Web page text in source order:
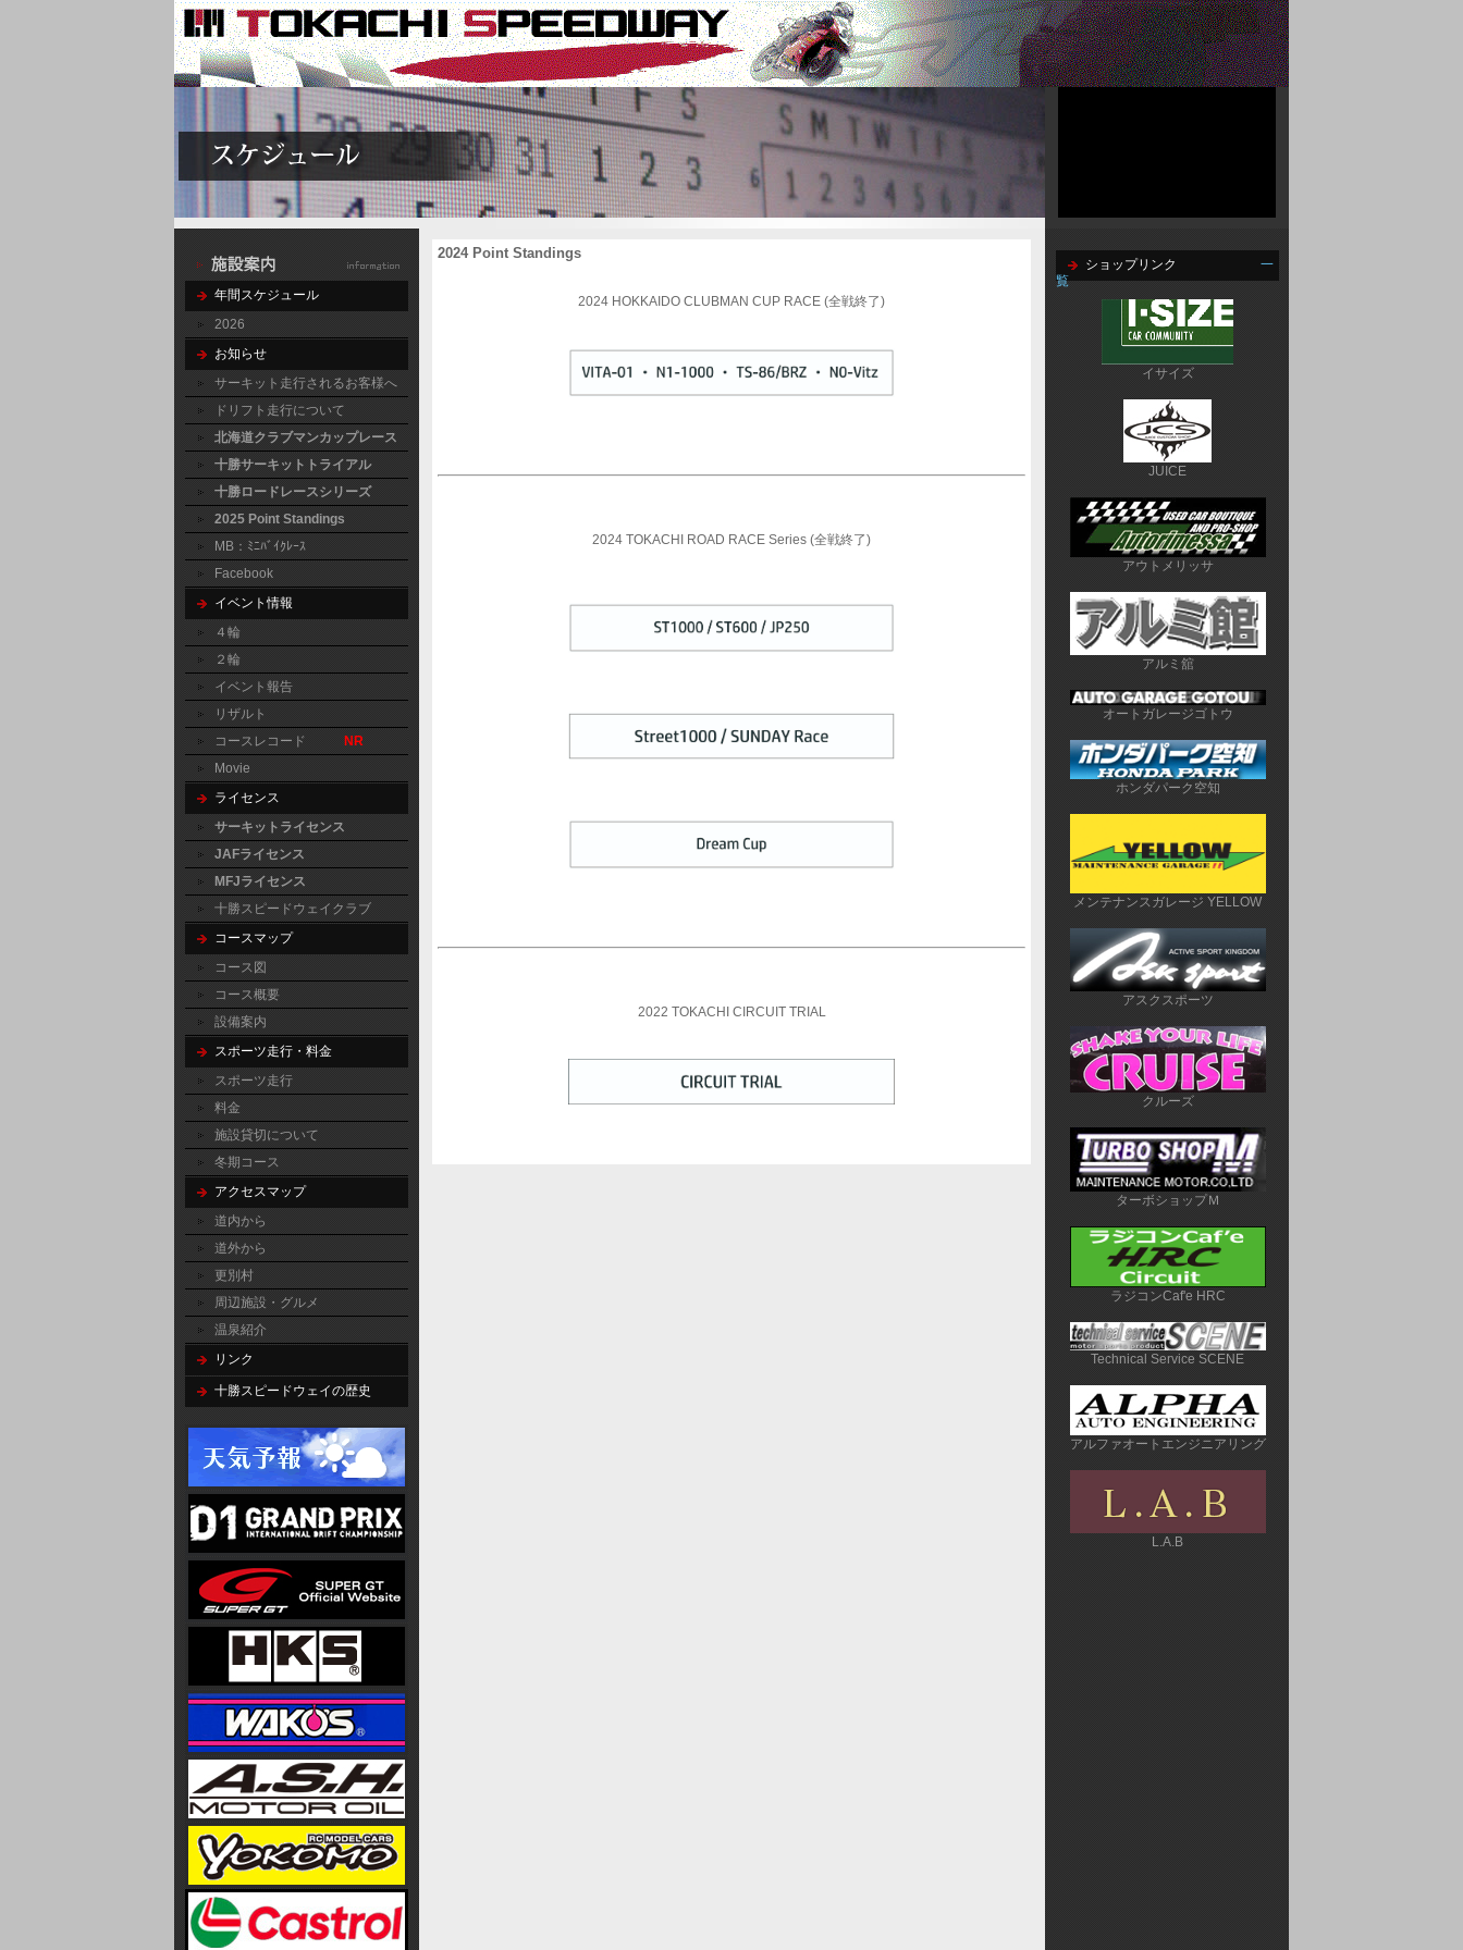
年間スケジュール
2026
お知らせ
サーキット走行されるお客様へ
ドリフト走行について
北海道クラブマンカップレース
十勝サーキットトライアル
十勝ロードレースシリーズ
2025 Point Standings
MB：ﾐﾆﾊﾞｲｸﾚｰｽ
Facebook
イベント情報
４輪
２輪
イベント報告
リザルト
コースレコード
NR
Movie
ライセンス
サーキットライセンス
JAFライセンス
MFJライセンス
十勝スピードウェイクラブ
コースマップ
コース図
コース概要
設備案内
スポーツ走行・料金
スポーツ走行
料金
施設貸切について
冬期コース
アクセスマップ
道内から
道外から
更別村
周辺施設・グルメ
温泉紹介
リンク
十勝スピードウェイの歴史
2024 Point Standings
2024 HOKKAIDO CLUBMAN CUP RACE (全戦終了)
2024 TOKACHI ROAD RACE Series (全戦終了)
2022 TOKACHI CIRCUIT TRIAL
ショップリンク
一
覧
イサイズ
JUICE
アウトメリッサ
アルミ舘
オートガレージゴトウ
ホンダパーク空知
メンテナンスガレージ YELLOW
アスクスポーツ
クルーズ
ターボショップＭ
ラジコンCaf'e HRC
Technical Service SCENE
アルファオートエンジニアリング
L.A.B